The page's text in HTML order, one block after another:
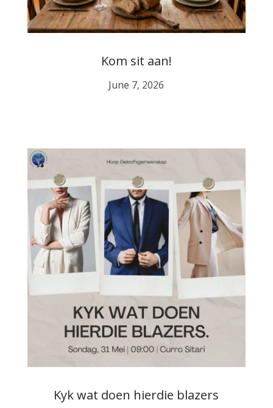
Kom sit aan!
June 7, 2026
Kyk wat doen hierdie blazers